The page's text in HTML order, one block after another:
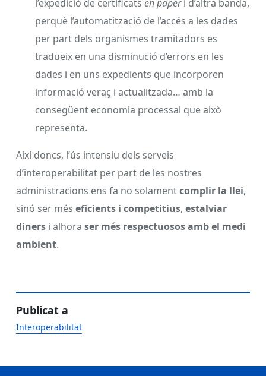
l’expedició de certificats en paperi d’altra banda,
perquè l’automatització de l’accés a les dades
per part dels organismes tramitadors es
tradueix en una disminució d’errors en les
dades i en uns expedients que incorporen
informació veraç i actualitzada… amb la
consegüent economia processal que això
representa.
Així doncs, l’ús intensiu dels serveis
d’interoperabilitat per part de les nostres
administracions ens fa no solamentcomplir la llei,
sinó ser més eficients i competitius, estalviar
diners i alhora ser més respectuosos amb el medi
ambient.
Publicat a
Interoperabilitat